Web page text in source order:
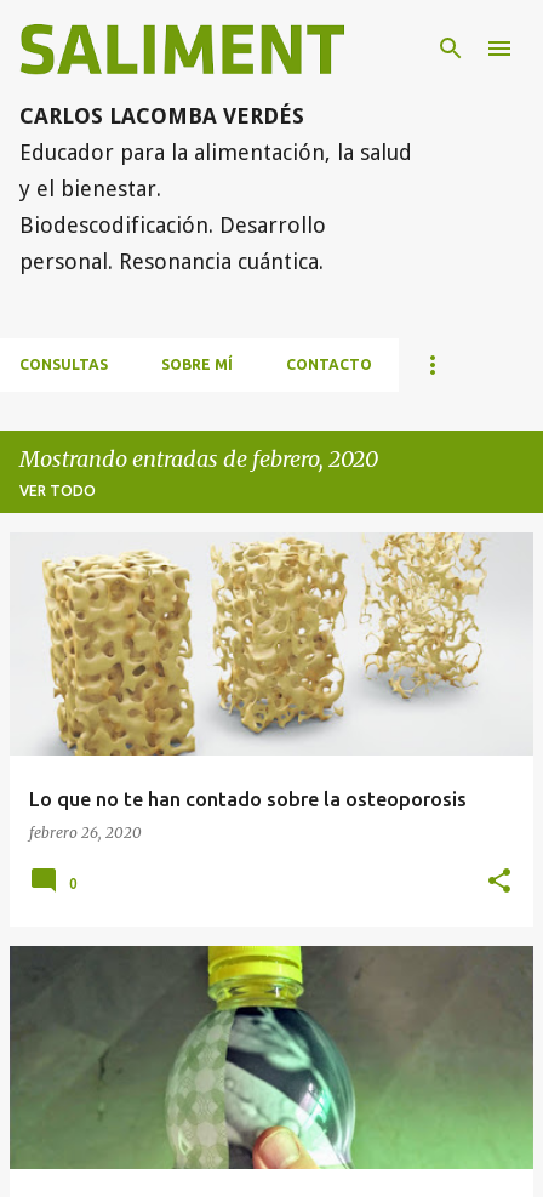
Ir al contenido principal
CARLOS LACOMBA VERDÉS
Educador para la alimentación, la salud
y el bienestar.
Biodescodificación. Desarrollo
personal. Resonancia cuántica.
CONSULTAS SOBRE MÍ CONTACTO
Mostrando entradas de febrero, 2020
VER TODO
Lo que no te han contado sobre la osteoporosis
febrero 26, 2020
0